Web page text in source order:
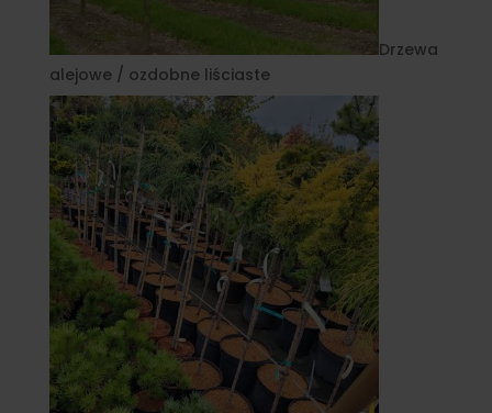
Drzewa
alejowe / ozdobne liściaste